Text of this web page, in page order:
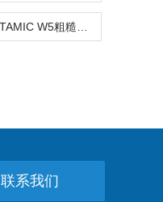
联系我们